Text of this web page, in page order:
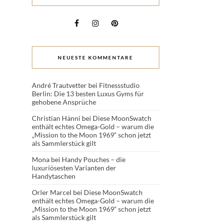
NEUESTE KOMMENTARE
André Trautvetter bei Fitnessstudio
Berlin: Die 13 besten Luxus Gyms für
gehobene Ansprüche
Christian Hänni bei Diese MoonSwatch
enthält echtes Omega-Gold – warum die
„Mission to the Moon 1969“ schon jetzt
als Sammlerstück gilt
Mona bei Handy Pouches – die
luxuriösesten Varianten der
Handytaschen
Orler Marcel bei Diese MoonSwatch
enthält echtes Omega-Gold – warum die
„Mission to the Moon 1969“ schon jetzt
als Sammlerstück gilt